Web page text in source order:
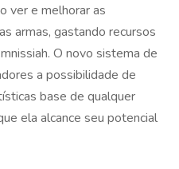
ver e melhorar as
armas, gastando recursos
O novo sistema de
a possibilidade de
base de qualquer
ela alcance seu potencial